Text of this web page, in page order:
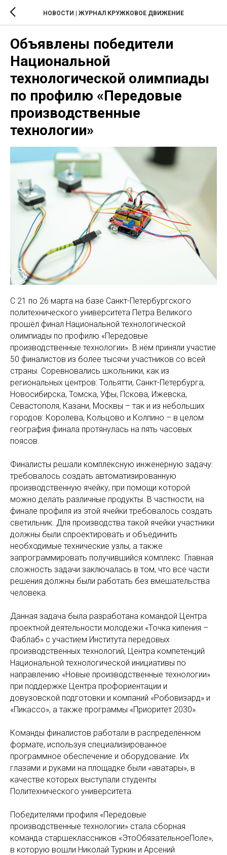
НОВОСТИ | ЖУРНАЛ КРУЖКОВОЕ ДВИЖЕНИЕ
Объявлены победители
Национальной
технологической олимпиады
по профилю «Передовые
производственные
технологии»
С 21 по 26 марта на базе Санкт-Петербургского
политехнического университета Петра Великого
прошёл финал Национальной технологической
олимпиады по профилю «Передовые
производственные технологии». В нём приняли участие
50 финалистов из более тысячи участников со всей
страны. Соревновались школьники, как из
региональных центров: Тольятти, Санкт-Петербурга,
Новосибирска, Томска, Уфы, Пскова, Ижевска,
Севастополя, Казани, Москвы – так и из небольших
городов: Королева, Кольцово и Колпино – в целом
география финала протянулась на пять часовых
поясов.
Финалисты решали комплексную инженерную задачу:
требовалось создать автоматизированную
производственную ячейку, при помощи которой
можно делать различные продукты. В частности, на
финале профиля из этой ячейки требовалось создать
светильник. Для производства такой ячейки участники
должны были спроектировать и объединить
необходимые технические узлы, а также
запрограммировать получившийся комплекс. Главная
сложность задачи заключалась в том, что все части
решения должны были работать без вмешательства
человека.
Данная задача была разработана командой Центра
проектной деятельности молодежи «Точка кипения –
Фаблаб» с участием Института передовых
производственных технологий, Центра компетенций
Национальной технологической инициативы по
направлению «Новые производственные технологии»
при поддержке Центра профориентации и
довузовской подготовки и компаний «Робовизард» и
«Пикассо», а также программы «Приоритет 2030».
Команды финалистов работали в распределённом
формате, используя специализированное
программное обеспечение и оборудование. Их
глазами и руками на площадке были «аватары», в
качестве которых выступали студенты
Политехнического университета.
Победителями профиля «Передовые
производственные технологии» стала сборная
команда старшеклассников «ЭтоОбязательноеПоле»,
в которую вошли Николай Туркин и Арсений